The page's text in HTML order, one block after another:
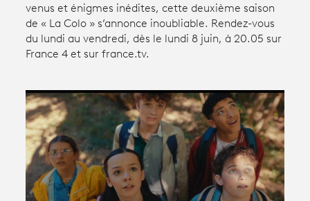
connexion
Avantages fidélité
Productions et innovation
Programme
venus et énigmes inédites, cette deuxième saison
de « La Colo » s’annonce inoubliable. Rendez-vous
du lundi au vendredi, dès le lundi 8 juin, à 20.05 sur
France 4 et sur france.tv.